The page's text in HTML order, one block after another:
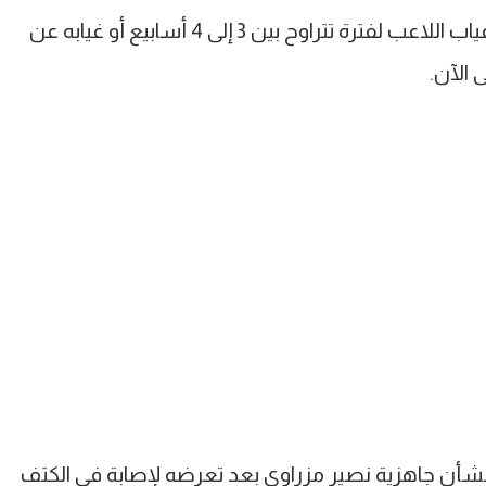
وأشار المصدر إلى أن كل ما يتردد حول غياب اللاعب لفترة تتراوح بين 3 إلى 4 أسابيع أو غيابه عن
الآن.
جاهزية نصير مزراوي بعد تعرضه لإصابة في الكتف